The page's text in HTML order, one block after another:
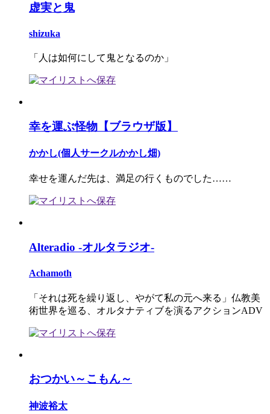
虚実と鬼
shizuka
「人は如何にして鬼となるのか」
幸を運ぶ怪物【ブラウザ版】
かかし(個人サークルかかし畑)
幸せを運んだ先は、満足の行くものでした……
Alteradio -オルタラジオ-
Achamoth
「それは死を繰り返し、やがて私の元へ来る」仏教美
術世界を巡る、オルタナティブを演るアクションADV
おつかい～こもん～
神波裕太